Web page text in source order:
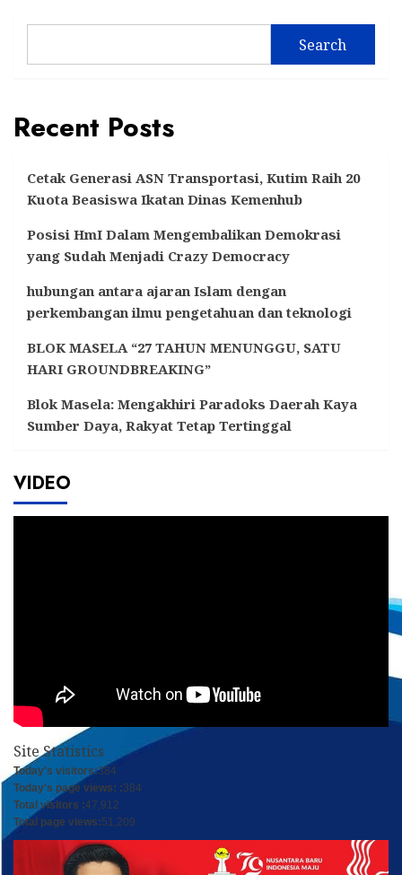
Search
Recent Posts
Cetak Generasi ASN Transportasi, Kutim Raih 20
Kuota Beasiswa Ikatan Dinas Kemenhub
Posisi HmI Dalam Mengembalikan Demokrasi
yang Sudah Menjadi Crazy Democracy
hubungan antara ajaran Islam dengan
perkembangan ilmu pengetahuan dan teknologi
BLOK MASELA “27 TAHUN MENUNGGU, SATU
HARI GROUNDBREAKING”
Blok Masela: Mengakhiri Paradoks Daerah Kaya
Sumber Daya, Rakyat Tetap Tertinggal
VIDEO
Site Statistics
Today's visitors:384
Today's page views: :384
Total visitors :47,912
Total page views:51,209